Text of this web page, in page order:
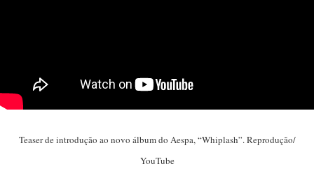
Teaser de introdução ao novo álbum do Aespa, “Whiplash”. Reprodução/
YouTube